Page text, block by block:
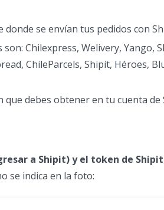
se envían tus pedidos con
Chilexpress, Welivery, Yango,
ChileParcels, Shipit, Héroes,
debes obtener en tu cuenta de
a Shipit) y el token de Shipit
se indica en la foto: